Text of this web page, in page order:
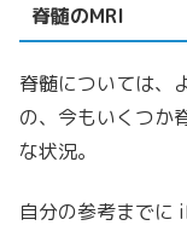
脊髄のMRI
脊髄については、
の、今もいくつか
な状況。
自分の参考までに